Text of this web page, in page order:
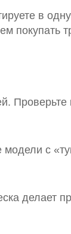
в
покупать
модели с
делает